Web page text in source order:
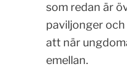
som redan är
paviljonger
att när
emellan.